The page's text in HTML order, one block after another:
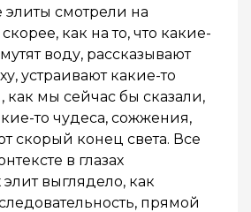
элиты смотрели на
как на то, что какие-
воду, рассказывают
устраивают какие-то
мы сейчас бы сказали,
то чудеса, сожжения,
скорый конец света. Все
в глазах
выглядело, как
прямой